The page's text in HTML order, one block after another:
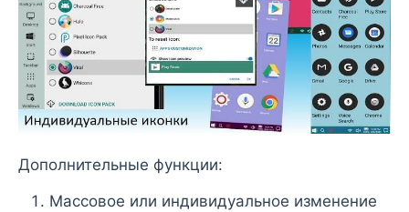
Дополнительные функции:
Массовое или индивидуальное изменение